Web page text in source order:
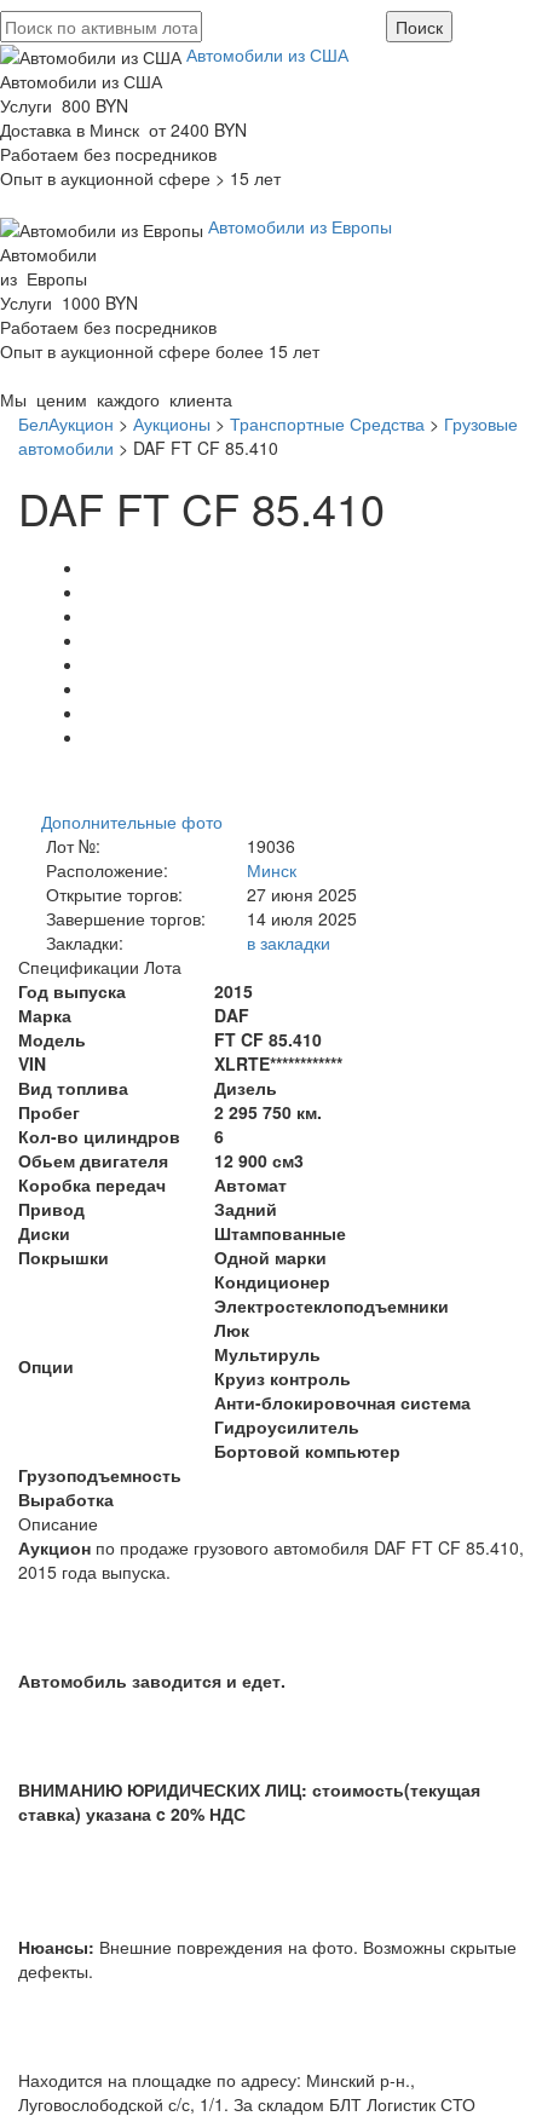
Автомобили из США
Автомобили из США
Услуги 800 BYN
Доставка в Минск от 2400 BYN
Работаем без посредников
Опыт в аукционной сфере > 15 лет
Автомобили из Европы
Автомобили
из Европы
Услуги 1000 BYN
Работаем без посредников
Опыт в аукционной сфере более 15 лет
Мы ценим каждого клиента
БелАукцион > Аукционы > Транспортные Средства > Грузовые
автомобили > DAF FT CF 85.410
DAF FT CF 85.410
Дополнительные фото
Лот №:
19036
Расположение:
Минск
Открытие торгов:
27 июня 2025
Завершение торгов:
14 июля 2025
Закладки:
в закладки
Спецификации Лота
Год выпуска
2015
Марка
DAF
Модель
FT CF 85.410
VIN
XLRTE************
Вид топлива
Дизель
Пробег
2 295 750 км.
Кол-во цилиндров
6
Обьем двигателя
12 900 см3
Коробка передач
Автомат
Привод
Задний
Диски
Штампованные
Покрышки
Одной марки
Опции
Кондиционер
Электростеклоподъемники
Люк
Мультируль
Круиз контроль
Анти-блокировочная система
Гидроусилитель
Бортовой компьютер
Грузоподъемность
Выработка
Описание
Аукцион по продаже грузового автомобиля DAF FT CF 85.410,
2015 года выпуска.
Автомобиль заводится и едет.
ВНИМАНИЮ ЮРИДИЧЕСКИХ ЛИЦ: стоимость(текущая
ставка) указана c 20% НДС
Нюансы: Внешние повреждения на фото. Возможны скрытые
дефекты.
Находится на площадке по адресу: Минский р-н.,
Луговослободской с/с, 1/1. За складом БЛТ Логистик СТО